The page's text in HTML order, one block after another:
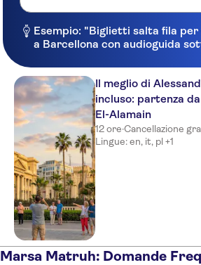
Esempio: "Biglietti salta fila
a Barcellona con audioguida
Il meglio di
incluso: partenza
El-Alamain
12 ore·Cancellazione
Lingue: en, it, pl +1
Marsa Matruh: Domande